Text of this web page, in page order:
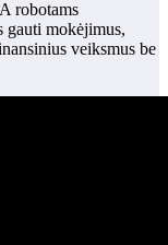
robotams
gauti mokėjimus,
veiksmus be